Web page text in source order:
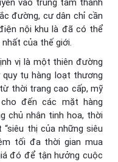
vào trung tâm thành
đường, cư dân chỉ cần
nội khu là đã có thể
của thế giới.
vị là một thiên đường
tụ hàng loạt thương
thời trang cao cấp, mỹ
đến các mặt hàng
chủ nhân tinh hoa, thời
thị của những siêu
tối đa thời gian mua
đó để tận hưởng cuộc